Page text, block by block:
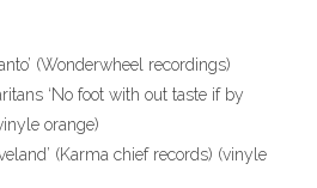
(Wonderwheel recordings)
‘No foot with out taste if by
orange)
(Karma chief records) (vinyle